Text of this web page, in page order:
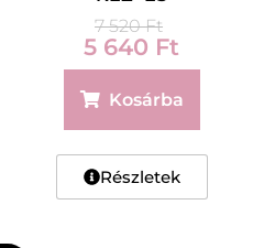
KÖRÖMÁPOLÓ KRÉM
50 ML + 2X15 ML
7 520Ft
5 640 Ft
Kosárba
Részletek